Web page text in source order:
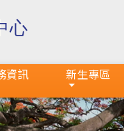
資訊 新生專區